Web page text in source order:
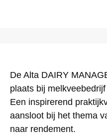
De Alta DAIRY
plaats bij
Een inspirerend
aansloot bij het thema
naar rendement.